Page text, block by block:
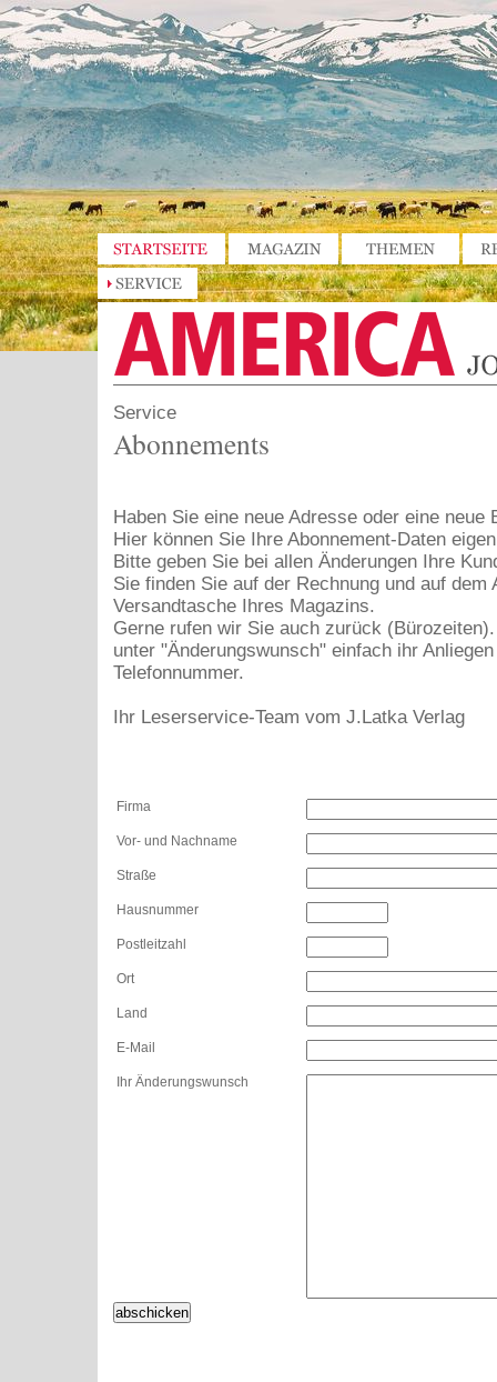
Service
Abonnements
Haben Sie eine neue Adresse oder eine neue
Hier können Sie Ihre Abonnement-Daten
Bitte geben Sie bei allen Änderungen Ihre
Sie finden Sie auf der Rechnung und auf dem
Versandtasche Ihres Magazins.
Gerne rufen wir Sie auch zurück
unter "Änderungswunsch" einfach ihr
Telefonnummer.
Ihr Leserservice-Team vom J.Latka Verlag
Firma
Vor- und Nachname
Straße
Hausnummer
Postleitzahl
Ort
Land
E-Mail
Ihr Änderungswunsch